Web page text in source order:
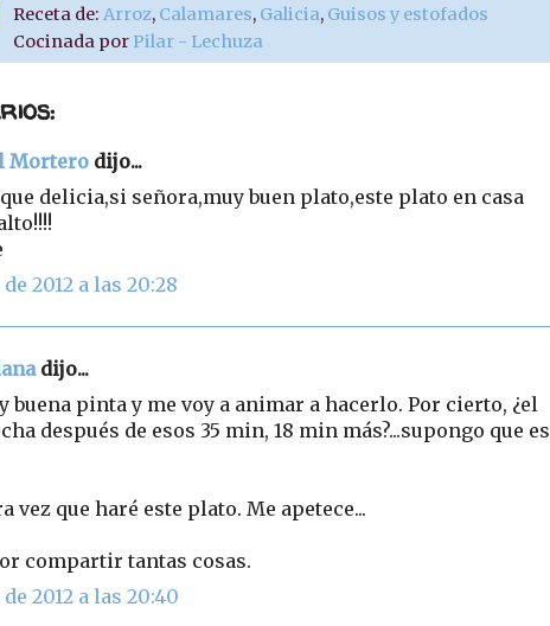
Receta de:Arroz, Calamares, Galicia, Guisos y estofados
Cocinada por Pilar - Lechuza
Mortero dijo...
delicia,si señora,muy buen plato,este plato en casa
2012 a las 20:28
dijo...
buena pinta y me voy a animar a hacerlo. Por cierto, ¿el
después de esos 35 min, 18 min más?...supongo que es
vez que haré este plato. Me apetece...
compartir tantas cosas.
2012 a las 20:40